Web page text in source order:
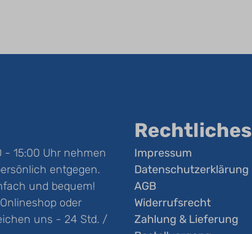
- 15:00 Uhr nehmen
entgegen.
und bequem!
oder
uns - 24 Std. /
Rechtliches
Impressum
Datenschutzerklärung
AGB
Widerrufsrecht
Zahlung & Lieferung